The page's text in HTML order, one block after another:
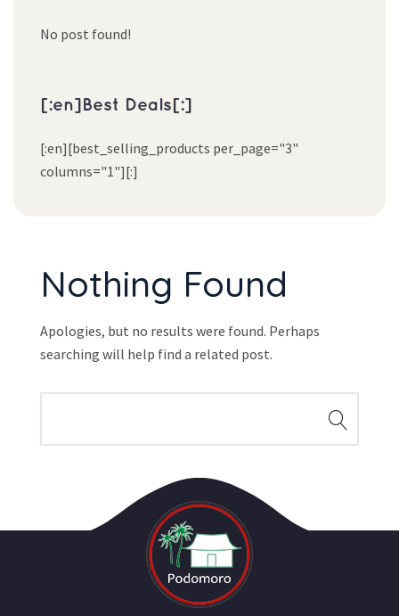
No post found!
[:en]Best Deals[:]
[:en][best_selling_products per_page="3"
columns="1"][:]
Nothing Found
Apologies, but no results were found. Perhaps
searching will help find a related post.